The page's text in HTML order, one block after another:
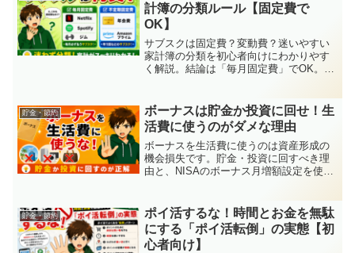
計簿の分類ルール【固定費で
OK】
サブスクは固定費？変動費？迷いやすい
家計簿の分類を初心者向けにわかりやす
く解説。結論は「毎月固定費」でOK。例
貯金・節約
ボーナスは貯金か投資に回せ！生
活費に使うのがダメな理由
ボーナスを生活費に使うのは資産形成の
機会損失です。貯金・投資に回すべき理
由と、NISAのボーナス月増額設定を使っ
貯金・節約
ポイ活するな！時間とお金を無駄
にする「ポイ活転倒」の実態【初
心者向け】